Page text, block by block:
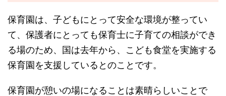
保育園は、子どもにとって安全な環境が整ってい
て、保護者にとっても保育士に子育ての相談ができ
る場のため、国は去年から、こども食堂を実施する
保育園を支援しているとのことです。
保育園が憩いの場になることは素晴らしいことで